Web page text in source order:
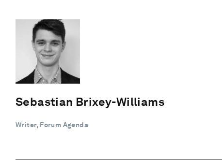
Sebastian Brixey-Williams
Writer, Forum Agenda